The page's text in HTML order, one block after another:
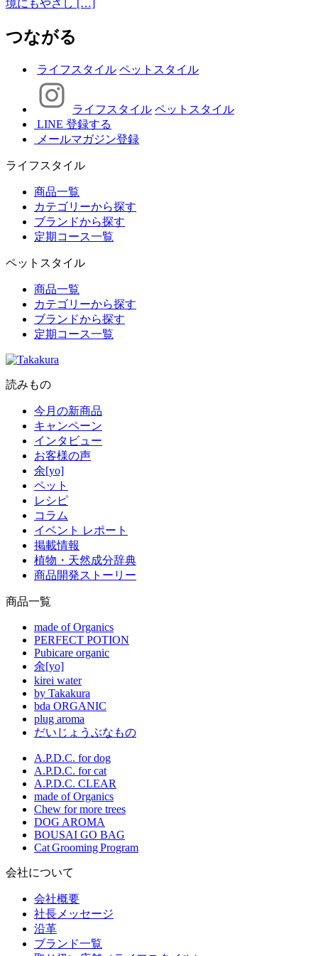
境にもやさし […]
つながる
ライフスタイル ペットスタイル
ライフスタイル ペットスタイル
LINE 登録する
メールマガジン登録
ライフスタイル
商品一覧
カテゴリーから探す
ブランドから探す
定期コース一覧
ペットスタイル
商品一覧
カテゴリーから探す
ブランドから探す
定期コース一覧
読みもの
今月の新商品
キャンペーン
インタビュー
お客様の声
余[yo]
ペット
レシピ
コラム
イベント レポート
掲載情報
植物・天然成分辞典
商品開発ストーリー
商品一覧
made of Organics
PERFECT POTION
Pubicare organic
余[yo]
kirei water
by Takakura
bda ORGANIC
plug aroma
だいじょうぶなもの
A.P.D.C. for dog
A.P.D.C. for cat
A.P.D.C. CLEAR
made of Organics
Chew for more trees
DOG AROMA
BOUSAI GO BAG
Cat Grooming Program
会社について
会社概要
社長メッセージ
沿革
ブランド一覧